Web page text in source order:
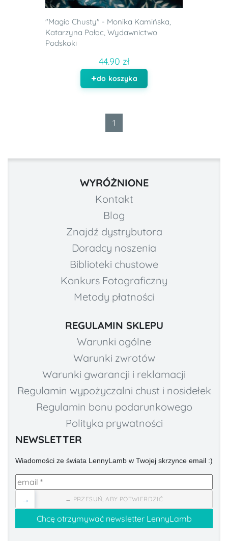
"Magia Chusty" - Monika Kamińska,
Katarzyna Pałac, Wydawnictwo
Podskoki
44.90 zł
do koszyka
1
WYRÓŻNIONE
Kontakt
Blog
Znajdź dystrybutora
Doradcy noszenia
Biblioteki chustowe
Konkurs Fotograficzny
Metody płatności
REGULAMIN SKLEPU
Warunki ogólne
Warunki zwrotów
Warunki gwarancji i reklamacji
Regulamin wypożyczalni chust i nosidełek
Regulamin bonu podarunkowego
Polityka prywatności
NEWSLETTER
Wiadomości ze świata LennyLamb w Twojej skrzynce email :)
→ PRZESUŃ, ABY POTWIERDZIĆ
→